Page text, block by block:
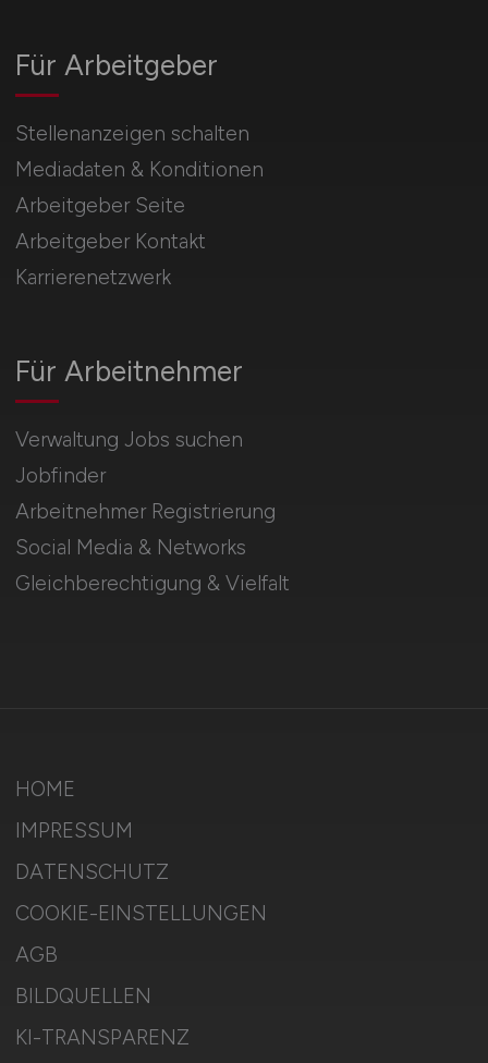
Für Arbeitnehmer
Verwaltung Jobs suchen
Jobfinder
Arbeitnehmer Registrierung
Social Media & Networks
Gleichberechtigung & Vielfalt
Für Arbeitgeber
Stellenanzeigen schalten
Mediadaten & Konditionen
Arbeitgeber Seite
Arbeitgeber Kontakt
Karrierenetzwerk
HOME
IMPRESSUM
DATENSCHUTZ
COOKIE-EINSTELLUNGEN
AGB
BILDQUELLEN
KI-TRANSPARENZ